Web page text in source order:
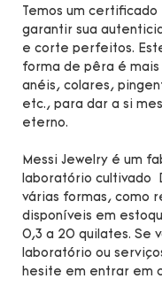
Temos um
garantir sua
e corte perfeitos.
forma de pêra é
anéis, colares,
etc., para dar a si
eterno.
Messi Jewelry é um
laboratório cultivado
várias formas, como
disponíveis em
0,3 a 20 quilates. Se
laboratório ou
hesite em entrar em